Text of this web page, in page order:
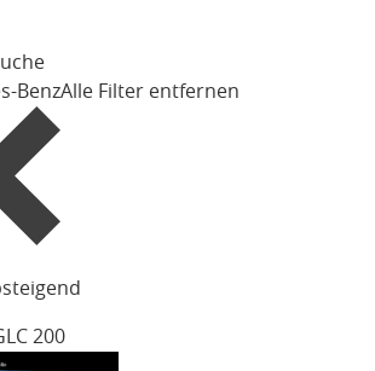
BenzAlle Filter entfernen
200